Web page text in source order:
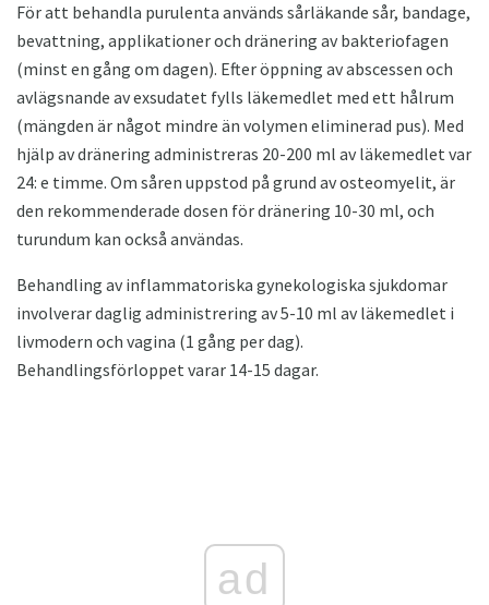
För att behandla purulenta används sårläkande sår, bandage,
bevattning, applikationer och dränering av bakteriofagen
(minst en gång om dagen). Efter öppning av abscessen och
avlägsnande av exsudatet fylls läkemedlet med ett hålrum
(mängden är något mindre än volymen eliminerad pus). Med
hjälp av dränering administreras 20-200 ml av läkemedlet var
24: e timme. Om såren uppstod på grund av osteomyelit, är
den rekommenderade dosen för dränering 10-30 ml, och
turundum kan också användas.
Behandling av inflammatoriska gynekologiska sjukdomar
involverar daglig administrering av 5-10 ml av läkemedlet i
livmodern och vagina (1 gång per dag).
Behandlingsförloppet varar 14-15 dagar.
ad